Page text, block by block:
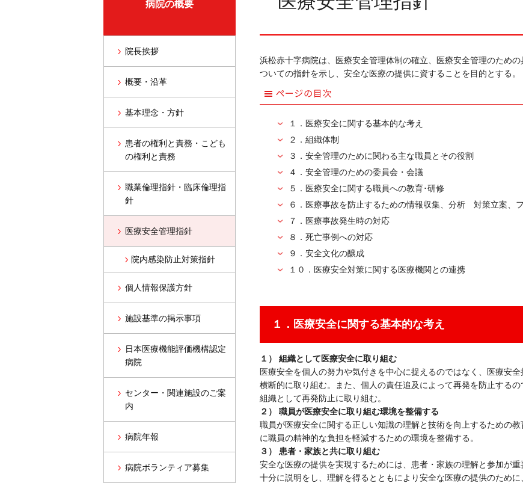
浜松赤十字病院は、医療安全管理体制の確立、医療安全管理のため
ついての指針を示し、安全な医療の提供に資することを目的とする。
１．医療安全に関する基本的な考え
２．組織体制
３．安全管理のために関わる主な職員とその役割
４．安全管理のための委員会・会議
５．医療安全に関する職員への教育･研修
６．医療事故を防止するための情報収集、分析 対策立案、
７．医療事故発生時の対応
８．死亡事例への対応
９．安全文化の醸成
１０．医療安全対策に関する医療機関との連携
１．医療安全に関する基本的な考え
１） 組織として医療安全に取り組む
医療安全を個人の努力や気付きを中心に捉えるのではなく、医療安
横断的に取り組む。また、個人の責任追及によって再発を防止する
組織として再発防止に取り組む。
２） 職員が医療安全に取り組む環境を整備する
職員が医療安全に関する正しい知識の理解と技術を向上するための
に職員の精神的な負担を軽減するための環境を整備する。
３） 患者・家族と共に取り組む
安全な医療の提供を実現するためには、患者・家族の理解と参加が
十分に説明をし、理解を得るとともにより安全な医療の提供のため
病院の概要
院長挨拶
概要・沿革
基本理念・方針
患者の権利と責務・こども
の権利と責務
職業倫理指針・臨床倫理指
針
医療安全管理指針
院内感染防止対策指針
個人情報保護方針
施設基準の掲示事項
日本医療機能評価機構認定
病院
センター・関連施設のご案
内
病院年報
病院ボランティア募集